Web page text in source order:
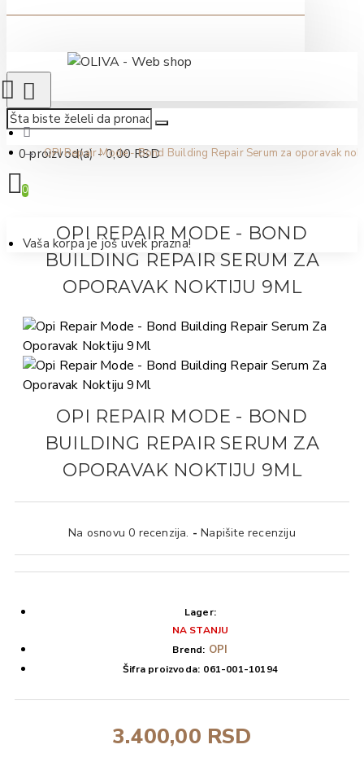
0 proizvod(a) - 0,00 RSD
0
Vaša korpa je još uvek prazna!
OPI Repair Mode - Bond Building Repair Serum za oporavak
OPI REPAIR MODE - BOND
BUILDING REPAIR SERUM ZA
OPORAVAK NOKTIJU 9ML
OPI REPAIR MODE - BOND
BUILDING REPAIR SERUM ZA
OPORAVAK NOKTIJU 9ML
Na osnovu 0 recenzija. - Napišite recenziju
3.400,00 RSD
Lager:
NA STANJU
Brend: OPI
Šifra proizvoda: 061-001-10194